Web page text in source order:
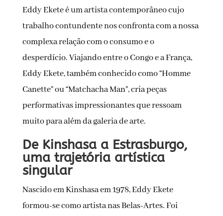
Eddy Ekete é um artista contemporâneo cujo
trabalho contundente nos confronta com a nossa
complexa relação com o consumo e o
desperdício. Viajando entre o Congo e a França,
Eddy Ekete, também conhecido como “Homme
Canette” ou “Matchacha Man”, cria peças
performativas impressionantes que ressoam
muito para além da galeria de arte.
De Kinshasa a Estrasburgo,
uma trajetória artística
singular
Nascido em Kinshasa em 1978, Eddy Ekete
formou-se como artista nas Belas-Artes. Foi